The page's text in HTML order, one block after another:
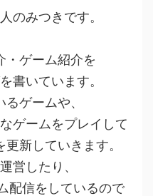
のみつきです。
・ゲーム紹介を
書いています。
ゲームや、
ゲームをプレイして
新していきます。
営したり、
配信をしているので